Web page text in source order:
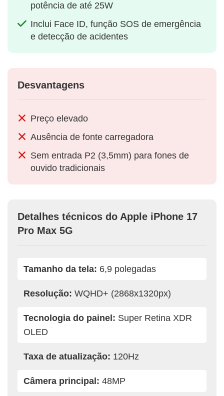
potência de até 25W
Inclui Face ID, função SOS de emergência
e detecção de acidentes
Desvantagens
Preço elevado
Ausência de fonte carregadora
Sem entrada P2 (3,5mm) para fones de
ouvido tradicionais
Detalhes técnicos do Apple iPhone 17
Pro Max 5G
Tamanho da tela: 6,9 polegadas
Resolução: WQHD+ (2868x1320px)
Tecnologia do painel: Super Retina XDR
OLED
Taxa de atualização: 120Hz
Câmera principal: 48MP